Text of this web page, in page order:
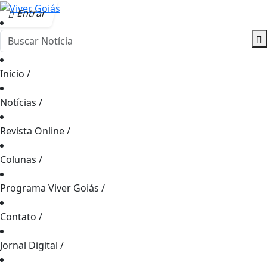
Entrar
Início /
Notícias /
Revista Online/
Colunas /
Programa Viver Goiás /
Contato /
Jornal Digital /